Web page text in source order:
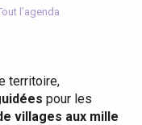
l’agenda
territoire,
pour les
villages aux mille